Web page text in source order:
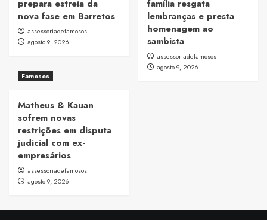
prepara estreia da
nova fase em Barretos
assessoriadefamosos
agosto 9, 2026
família resgata
lembranças e presta
homenagem ao
sambista
assessoriadefamosos
agosto 9, 2026
Famosos
Matheus & Kauan
sofrem novas
restrições em disputa
judicial com ex-
empresários
assessoriadefamosos
agosto 9, 2026